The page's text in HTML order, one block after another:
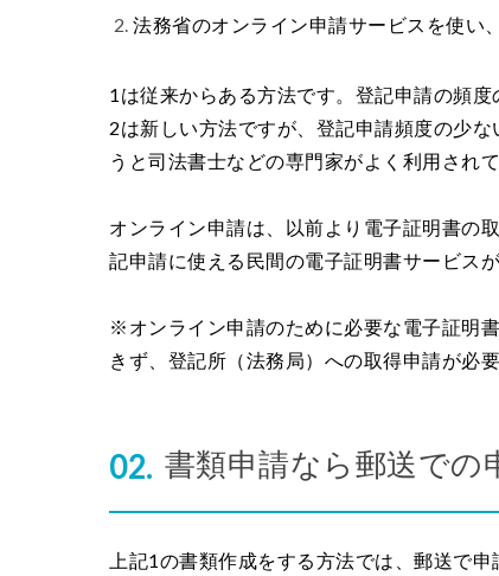
法務省のオンライン申請サービスを使い
1は従来からある方法です。登記申請の頻度
2は新しい方法ですが、登記申請頻度の少
うと司法書士などの専門家がよく利用され
オンライン申請は、以前より電子証明書の
記申請に使える民間の電子証明書サービス
※オンライン申請のために必要な電子証明
きず、登記所（法務局）への取得申請が必要
書類申請なら郵送での
上記1の書類作成をする方法では、郵送で申